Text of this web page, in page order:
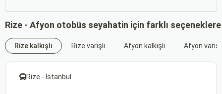
Rize - Afyon otobüs seyahatin için farklı
Rize kalkışlı Rize varışlı Afyon kalkışlı Afyon varışlı
Rize - İstanbul